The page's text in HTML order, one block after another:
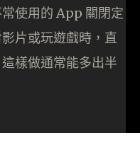
使用的 App 關閉定
片或玩遊戲時，直
樣做通常能多出半